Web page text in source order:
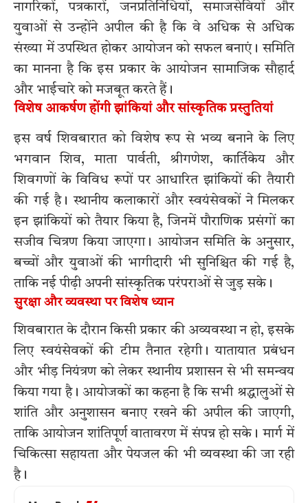
नागरिकों, पत्रकारों, जनप्रतिनिधियों, समाजसेवियों और
युवाओं से उन्होंने अपील की है कि वे अधिक से अधिक
संख्या में उपस्थित होकर आयोजन को सफल बनाएं। समिति
का मानना है कि इस प्रकार के आयोजन सामाजिक सौहार्द
और भाईचारे को मजबूत करते हैं।
विशेष आकर्षण होंगी झांकियां और सांस्कृतिक प्रस्तुतियां
इस वर्ष शिवबारात को विशेष रूप से भव्य बनाने के लिए
भगवान शिव, माता पार्वती, श्रीगणेश, कार्तिकेय और
शिवगणों के विविध रूपों पर आधारित झांकियों की तैयारी
की गई है। स्थानीय कलाकारों और स्वयंसेवकों ने मिलकर
इन झांकियों को तैयार किया है, जिनमें पौराणिक प्रसंगों का
सजीव चित्रण किया जाएगा। आयोजन समिति के अनुसार,
बच्चों और युवाओं की भागीदारी भी सुनिश्चित की गई है,
ताकि नई पीढ़ी अपनी सांस्कृतिक परंपराओं से जुड़ सके।
सुरक्षा और व्यवस्था पर विशेष ध्यान
शिवबारात के दौरान किसी प्रकार की अव्यवस्था न हो, इसके
लिए स्वयंसेवकों की टीम तैनात रहेगी। यातायात प्रबंधन
और भीड़ नियंत्रण को लेकर स्थानीय प्रशासन से भी समन्वय
किया गया है। आयोजकों का कहना है कि सभी श्रद्धालुओं से
शांति और अनुशासन बनाए रखने की अपील की जाएगी,
ताकि आयोजन शांतिपूर्ण वातावरण में संपन्न हो सके। मार्ग में
चिकित्सा सहायता और पेयजल की भी व्यवस्था की जा रही
है।